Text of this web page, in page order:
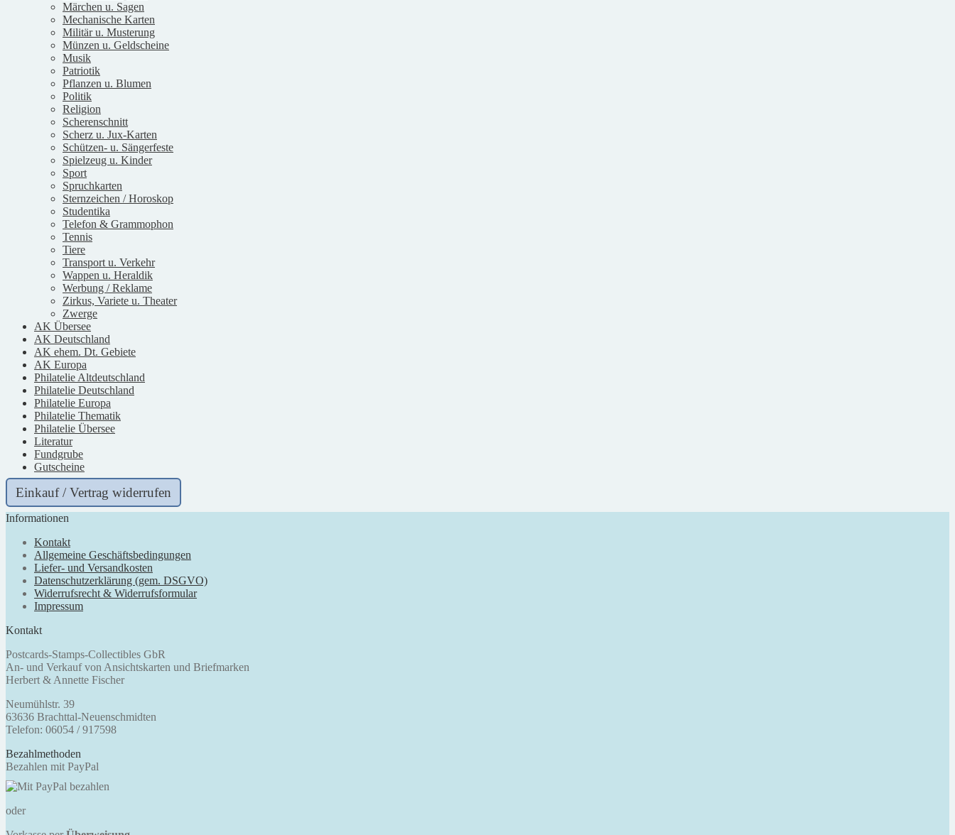
Märchen u. Sagen
Mechanische Karten
Militär u. Musterung
Münzen u. Geldscheine
Musik
Patriotik
Pflanzen u. Blumen
Politik
Religion
Scherenschnitt
Scherz u. Jux-Karten
Schützen- u. Sängerfeste
Spielzeug u. Kinder
Sport
Spruchkarten
Sternzeichen / Horoskop
Studentika
Telefon & Grammophon
Tennis
Tiere
Transport u. Verkehr
Wappen u. Heraldik
Werbung / Reklame
Zirkus, Variete u. Theater
Zwerge
AK Übersee
AK Deutschland
AK ehem. Dt. Gebiete
AK Europa
Philatelie Altdeutschland
Philatelie Deutschland
Philatelie Europa
Philatelie Thematik
Philatelie Übersee
Literatur
Fundgrube
Gutscheine
Einkauf / Vertrag widerrufen
Informationen
Kontakt
Allgemeine Geschäftsbedingungen
Liefer- und Versandkosten
Datenschutzerklärung (gem. DSGVO)
Widerrufsrecht & Widerrufsformular
Impressum
Kontakt
Postcards-Stamps-Collectibles GbR
An- und Verkauf von Ansichtskarten und Briefmarken
Herbert & Annette Fischer
Neumühlstr. 39
63636 Brachttal-Neuenschmidten
Telefon: 06054 / 917598
Bezahlmethoden
Bezahlen mit PayPal
oder